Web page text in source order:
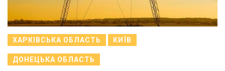
ХАРКІВСЬКА ОБЛАСТЬ КИЇВ
ДОНЕЦЬКА ОБЛАСТЬ